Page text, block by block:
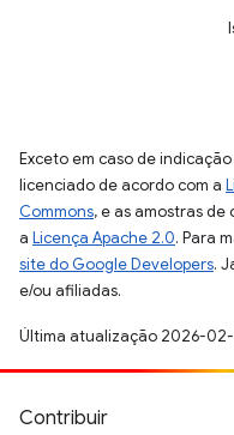
Exceto em caso de
licenciado de acordo com a
Commons, e as amostras
a Licença Apache 2.0. Para
site do Google Developers.
e/ou afiliadas.
Última atualização 2026-02-
Contribuir